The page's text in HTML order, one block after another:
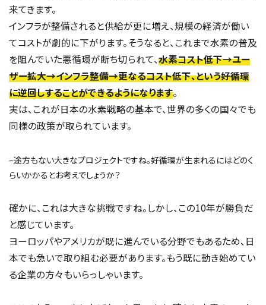
来てきます。
インフラが整備されると供給が更に増え、規模の経済が働い
てコストが劇的に下がります。そうなると、これまで水素の普及
を阻んでいた悪循環が断ち切られて、水素コスト低下→ユー
ザー拡大→インフラ整備→更なるコスト低下、という好循環
に逆回しすることができるようになります。
実は、これが日本の水素戦略の基本で、世界の多くの国々でも
同様の政策が取られています。
–途方もない大きなプロジェクトですね。好循環が生まれるにはどのく
らいかかるとお考えでしょうか？
確かに、これは大きな挑戦ですね。しかし、この10年が勝負だ
と感じています。
ヨーロッパやアメリカが既に進んでいる分野でもあるため、日
本でも急いで取り組む必要があります。もう既に動き始めてい
る企業の方々もいらっしゃいます。